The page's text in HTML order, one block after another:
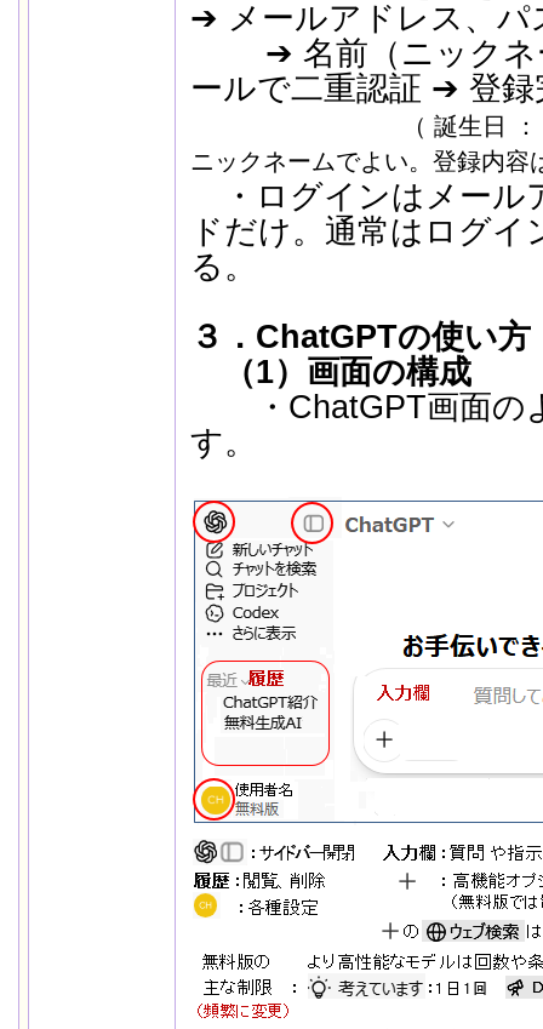
➔ メールアドレス、パ
➔ 名前（ニックネ
ールで二重認証 ➔ 登録
（ 誕生日 ：
ニックネームでよい。登録内容
・ログインはメール
ドだけ。通常はログ
る。
３．ChatGPTの使い方
（1）画面の構成
・ChatGPT画面の
す。